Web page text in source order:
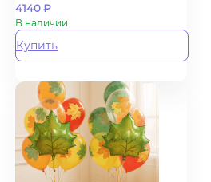
4140₽
В наличии
Купить